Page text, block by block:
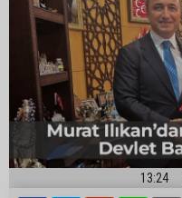
13:24